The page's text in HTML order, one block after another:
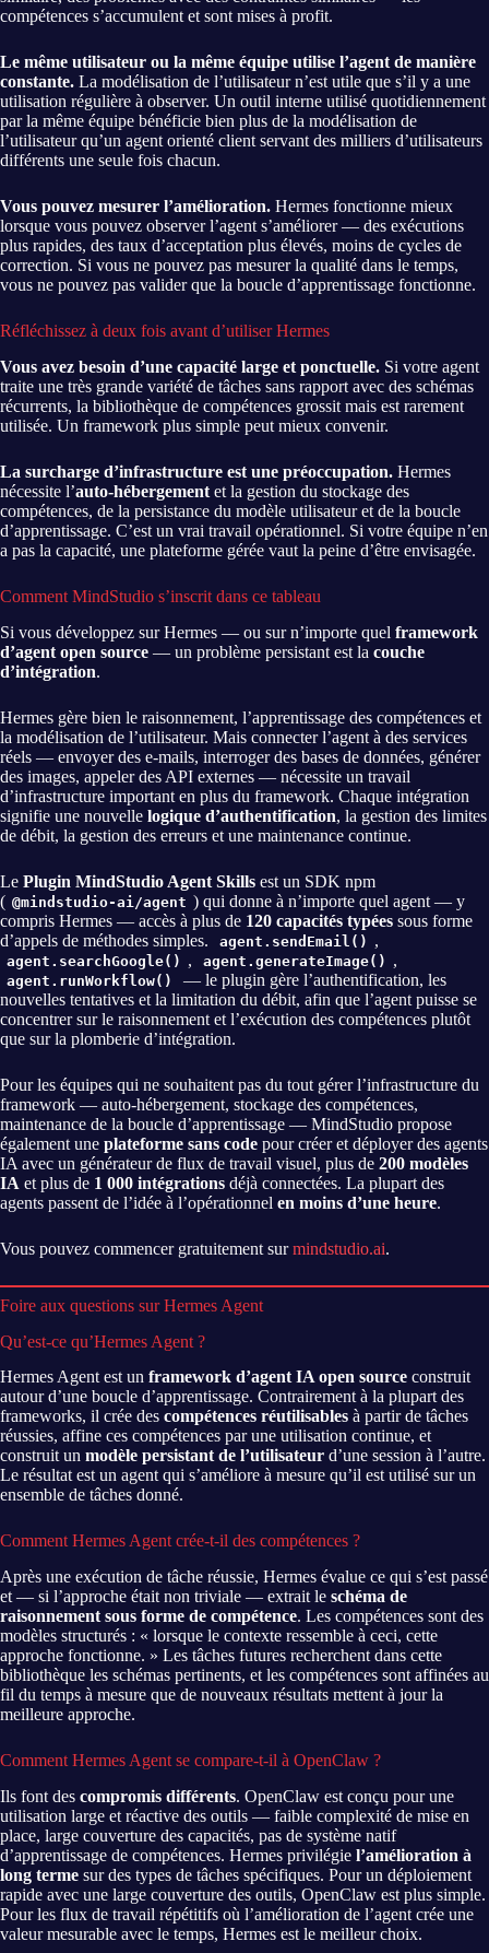
compétences s’accumulent et sont mises à profit.
Le même utilisateur ou la même équipe utilise l’agent de manière
constante. La modélisation de l’utilisateur n’est utile que s’il y a une
utilisation régulière à observer. Un outil interne utilisé quotidiennement
par la même équipe bénéficie bien plus de la modélisation de
l’utilisateur qu’un agent orienté client servant des milliers d’utilisateurs
différents une seule fois chacun.
Vous pouvez mesurer l’amélioration. Hermes fonctionne mieux
lorsque vous pouvez observer l’agent s’améliorer — des exécutions
plus rapides, des taux d’acceptation plus élevés, moins de cycles de
correction. Si vous ne pouvez pas mesurer la qualité dans le temps,
vous ne pouvez pas valider que la boucle d’apprentissage fonctionne.
Réfléchissez à deux fois avant d’utiliser Hermes
Vous avez besoin d’une capacité large et ponctuelle. Si votre agent
traite une très grande variété de tâches sans rapport avec des schémas
récurrents, la bibliothèque de compétences grossit mais est rarement
utilisée. Un framework plus simple peut mieux convenir.
La surcharge d’infrastructure est une préoccupation. Hermes
nécessite l’auto-hébergement et la gestion du stockage des
compétences, de la persistance du modèle utilisateur et de la boucle
d’apprentissage. C’est un vrai travail opérationnel. Si votre équipe n’en
a pas la capacité, une plateforme gérée vaut la peine d’être envisagée.
Comment MindStudio s’inscrit dans ce tableau
Si vous développez sur Hermes — ou sur n’importe quel framework
d’agent open source — un problème persistant est la couche
d’intégration.
Hermes gère bien le raisonnement, l’apprentissage des compétences et
la modélisation de l’utilisateur. Mais connecter l’agent à des services
réels — envoyer des e-mails, interroger des bases de données, générer
des images, appeler des API externes — nécessite un travail
d’infrastructure important en plus du framework. Chaque intégration
signifie une nouvelle logique d’authentification, la gestion des limites
de débit, la gestion des erreurs et une maintenance continue.
Le Plugin MindStudio Agent Skills est un SDK npm
( @mindstudio-ai/agent ) qui donne à n’importe quel agent — y
compris Hermes — accès à plus de 120 capacités typées sous forme
d’appels de méthodes simples.
agent.sendEmail() ,
agent.searchGoogle() , agent.generateImage() ,
agent.runWorkflow()
— le plugin gère l’authentification, les
nouvelles tentatives et la limitation du débit, afin que l’agent puisse se
concentrer sur le raisonnement et l’exécution des compétences plutôt
que sur la plomberie d’intégration.
Pour les équipes qui ne souhaitent pas du tout gérer l’infrastructure du
framework — auto-hébergement, stockage des compétences,
maintenance de la boucle d’apprentissage — MindStudio propose
également une plateforme sans code pour créer et déployer des agents
IA avec un générateur de flux de travail visuel, plus de 200 modèles
IA et plus de 1 000 intégrations déjà connectées. La plupart des
agents passent de l’idée à l’opérationnel en moins d’une heure.
Vous pouvez commencer gratuitement surmindstudio.ai.
Foire aux questions sur Hermes Agent
Qu’est-ce qu’Hermes Agent ?
Hermes Agent est un framework d’agent IA open source construit
autour d’une boucle d’apprentissage. Contrairement à la plupart des
frameworks, il crée des compétences réutilisables à partir de tâches
réussies, affine ces compétences par une utilisation continue, et
construit un modèle persistant de l’utilisateur d’une session à l’autre.
Le résultat est un agent qui s’améliore à mesure qu’il est utilisé sur un
ensemble de tâches donné.
Comment Hermes Agent crée-t-il des compétences ?
Après une exécution de tâche réussie, Hermes évalue ce qui s’est passé
et — si l’approche était non triviale — extrait le schéma de
raisonnement sous forme de compétence. Les compétences sont des
modèles structurés : « lorsque le contexte ressemble à ceci, cette
approche fonctionne. » Les tâches futures recherchent dans cette
bibliothèque les schémas pertinents, et les compétences sont affinées au
fil du temps à mesure que de nouveaux résultats mettent à jour la
meilleure approche.
Comment Hermes Agent se compare-t-il à OpenClaw ?
Ils font des compromis différents. OpenClaw est conçu pour une
utilisation large et réactive des outils — faible complexité de mise en
place, large couverture des capacités, pas de système natif
d’apprentissage de compétences. Hermes privilégie l’amélioration à
long terme sur des types de tâches spécifiques. Pour un déploiement
rapide avec une large couverture des outils, OpenClaw est plus simple.
Pour les flux de travail répétitifs où l’amélioration de l’agent crée une
valeur mesurable avec le temps, Hermes est le meilleur choix.